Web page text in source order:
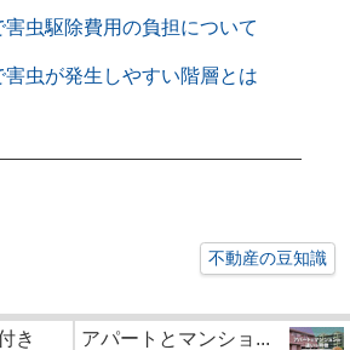
虫駆除費用の負担について
虫が発生しやすい階層とは
不動産の豆知識
き
アパートとマンショ...